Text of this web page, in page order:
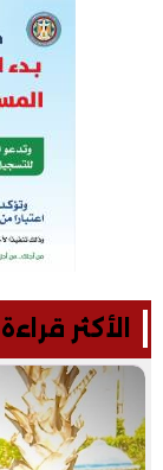
الأكثر قراءة